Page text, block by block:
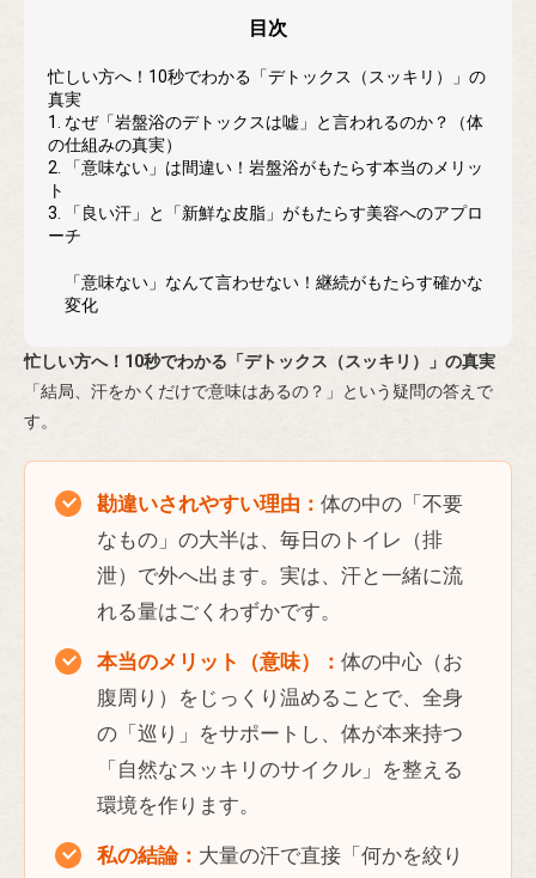
目次
忙しい方へ！10秒でわかる「デトックス（スッキリ）」の
真実
1. なぜ「岩盤浴のデトックスは嘘」と言われるのか？（体
の仕組みの真実）
2. 「意味ない」は間違い！岩盤浴がもたらす本当のメリッ
ト
3. 「良い汗」と「新鮮な皮脂」がもたらす美容へのアプロ
ーチ
「意味ない」なんて言わせない！継続がもたらす確かな
変化
忙しい方へ！10秒でわかる「デトックス（スッキリ）」の真実
「結局、汗をかくだけで意味はあるの？」という疑問の答えで
す。
勘違いされやすい理由： 体の中の「不要
なもの」の大半は、毎日のトイレ（排
泄）で外へ出ます。実は、汗と一緒に流
れる量はごくわずかです。
本当のメリット（意味）： 体の中心（お
腹周り）をじっくり温めることで、全身
の「巡り」をサポートし、体が本来持つ
「自然なスッキリのサイクル」を整える
環境を作ります。
私の結論： 大量の汗で直接「何かを絞り